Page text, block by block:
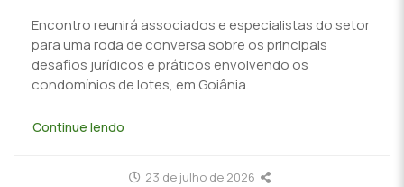
Encontro reunirá associados e especialistas do setor
para uma roda de conversa sobre os principais
desafios jurídicos e práticos envolvendo os
condomínios de lotes, em Goiânia.
Continue lendo
23 de julho de 2026